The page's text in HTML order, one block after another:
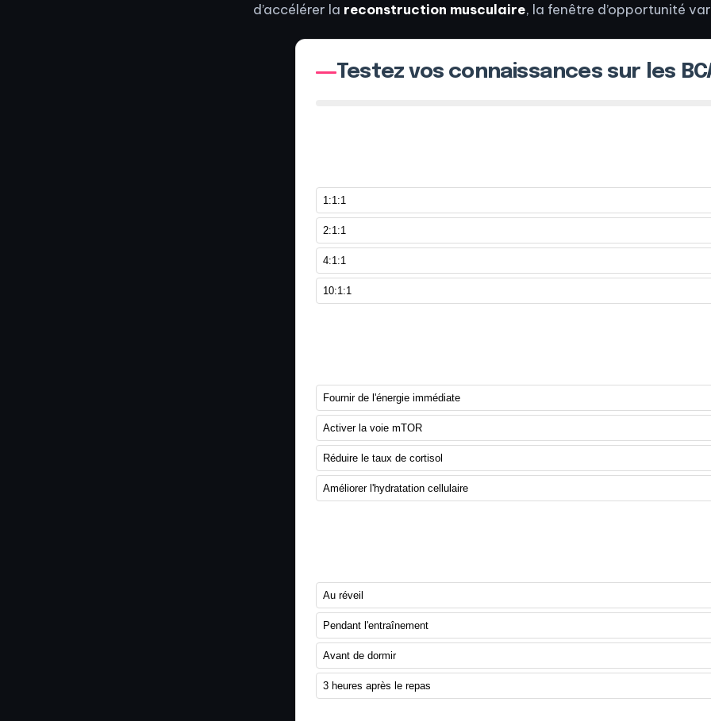
d’accélérer la reconstruction musculaire, la fenêtre d’opportunité
Testez vos connaissances sur les
1:1:1
2:1:1
4:1:1
10:1:1
Fournir de l'énergie immédiate
Activer la voie mTOR
Réduire le taux de cortisol
Améliorer l'hydratation cellulaire
Au réveil
Pendant l'entraînement
Avant de dormir
3 heures après le repas